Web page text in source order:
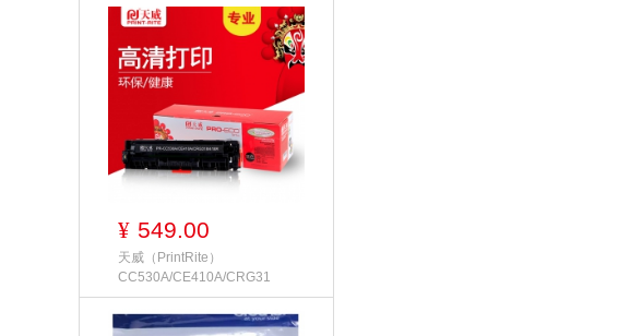
¥ 549.00
天威（PrintRite）
CC530A/CE410A/CRG31